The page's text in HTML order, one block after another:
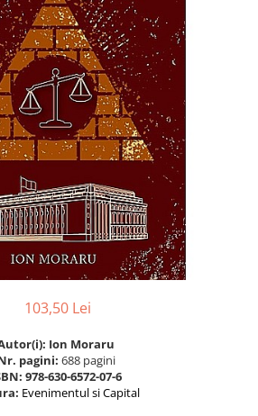
103,50 Lei
Ion Moraru
pagini: 688 pagini
978-630-6572-07-6
Evenimentul si Capital